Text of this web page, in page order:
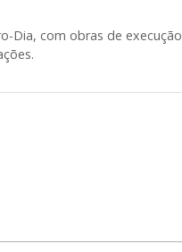
Dia, com obras de